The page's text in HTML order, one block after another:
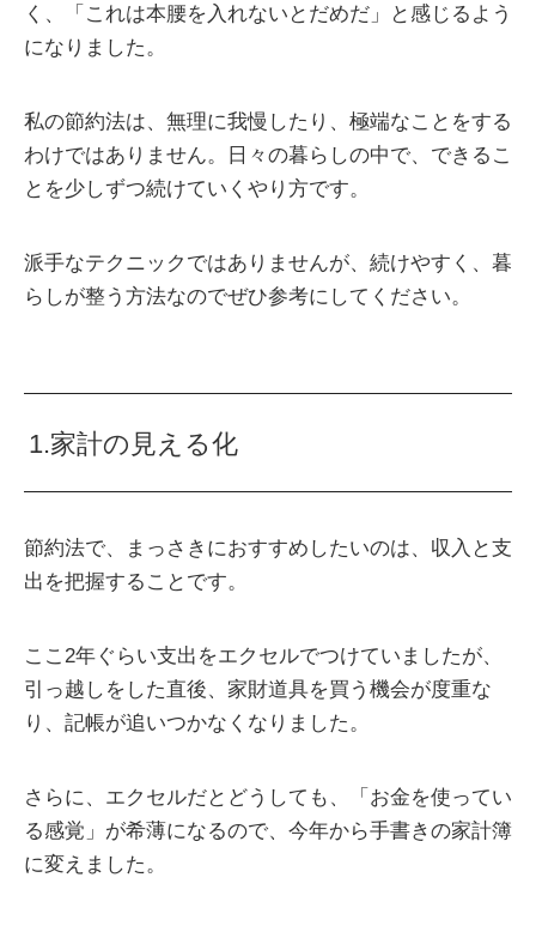
く、「これは本腰を入れないとだめだ」と感じるよう
になりました。
私の節約法は、無理に我慢したり、極端なことをする
わけではありません。日々の暮らしの中で、できるこ
とを少しずつ続けていくやり方です。
派手なテクニックではありませんが、続けやすく、暮
らしが整う方法なのでぜひ参考にしてください。
1.家計の見える化
節約法で、まっさきにおすすめしたいのは、収入と支
出を把握することです。
ここ2年ぐらい支出をエクセルでつけていましたが、
引っ越しをした直後、家財道具を買う機会が度重な
り、記帳が追いつかなくなりました。
さらに、エクセルだとどうしても、「お金を使ってい
る感覚」が希薄になるので、今年から手書きの家計簿
に変えました。